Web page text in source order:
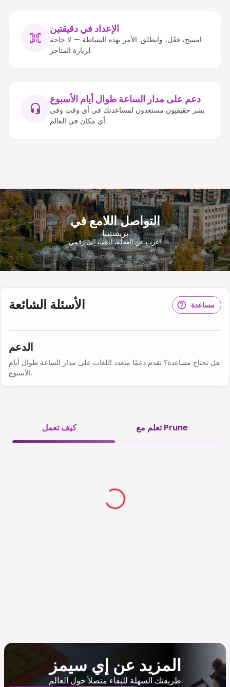
الإعداد في دقيقتين
امسح، فعّل، وانطلق. الأمر بهذه البساطة — لا حاجة
لزيارة المتاجر.
دعم على مدار الساعة طوال أيام الأسبوع
بشر حقيقيون مستعدون لمساعدتك في أي وقت وفي
أي مكان في العالم.
التواصل اللامع في
بريستينا
اغرب عن العجلة، اذهب إلى رقمي
الأسئلة الشائعة مساعدة
الدعم
هل تحتاج مساعدة؟ نقدم دعمًا متعدد اللغات على مدار الساعة طوال أيام
الأسبوع.
كيف تعمل تعلم مع Prune
المزيد عن إي سيمز
طريقتك السهلة للبقاء متصلاً حول العالم